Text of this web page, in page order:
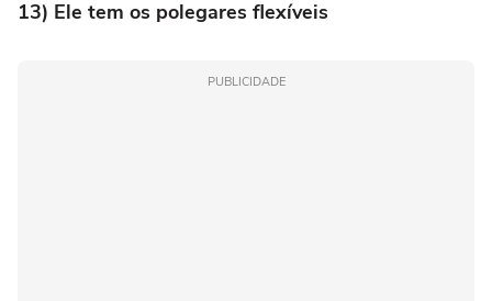
13) Ele tem os polegares flexíveis
PUBLICIDADE